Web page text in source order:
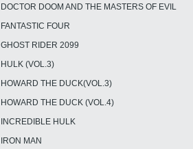
DOCTOR DOOM AND THE MASTERS OF EVIL
FANTASTIC FOUR
GHOST RIDER 2099
HULK (VOL.3)
HOWARD THE DUCK(VOL.3)
HOWARD THE DUCK (VOL.4)
INCREDIBLE HULK
IRON MAN